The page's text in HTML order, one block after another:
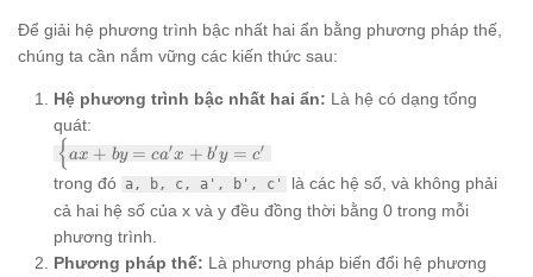
Để giải hệ phương trình bậc nhất hai ẩn bằng phương pháp thế,
chúng ta cần nắm vững các kiến thức sau:
Hệ phương trình bậc nhất hai ẩn: Là hệ có dạng tổng
quát:
\begin{cases}
ax + by = c
a'x + b'y = c'
\end{cases}
{ ax + by = ca′x + b′y = c′
trong đó a, b, c, a', b', c'
là các hệ số, và không phải
cả hai hệ số của x và y đều đồng thời bằng 0 trong mỗi
phương trình.
Phương pháp thế: Là phương pháp biến đổi hệ phương